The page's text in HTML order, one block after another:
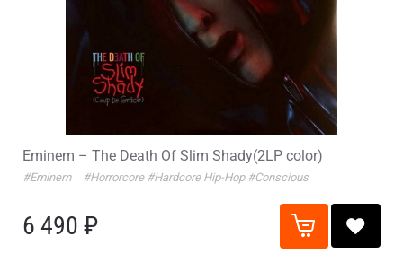
Eminem – The Death Of Slim Shady(2LP color)
#Eminem #Horrorcore #Hardcore Hip-Hop #Conscious
6 490 ₽